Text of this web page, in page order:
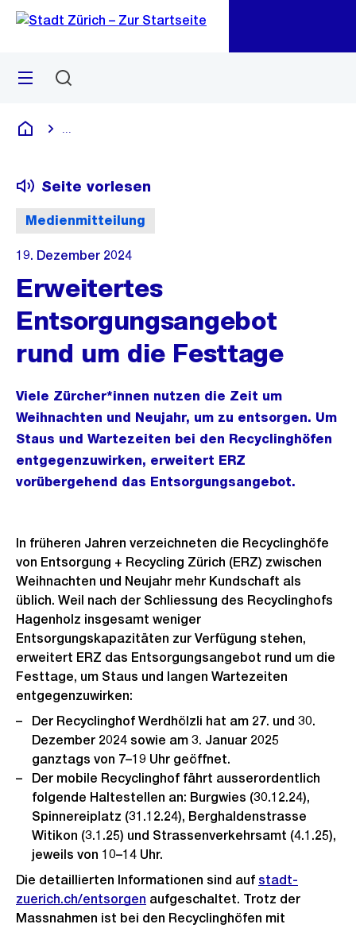
Navigation
Sprunglink
Menü
Deutsch
Medienmitteilung
Seite vorlesen
19. Dezember 2024
Erweitertes
Entsorgungsangebot
rund um die Festtage
Viele Zürcher*innen nutzen die Zeit um
Weihnachten und Neujahr, um zu entsorgen. Um
Staus und Wartezeiten bei den Recyclinghöfen
entgegenzuwirken, erweitert ERZ
vorübergehend das Entsorgungsangebot.
In früheren Jahren verzeichneten die Recyclinghöfe
von Entsorgung + Recycling Zürich (ERZ) zwischen
Weihnachten und Neujahr mehr Kundschaft als
üblich. Weil nach der Schliessung des Recyclinghofs
Hagenholz insgesamt weniger
Entsorgungskapazitäten zur Verfügung stehen,
erweitert ERZ das Entsorgungsangebot rund um die
Festtage, um Staus und langen Wartezeiten
entgegenzuwirken:
Der Recyclinghof Werdhölzli hat am 27. und 30.
Dezember 2024 sowie am 3. Januar 2025
ganztags von 7–19 Uhr geöffnet.
Der mobile Recyclinghof fährt ausserordentlich
folgende Haltestellen an: Burgwies (30.12.24),
Spinnereiplatz (31.12.24), Berghaldenstrasse
Witikon (3.1.25) und Strassenverkehrsamt (4.1.25),
jeweils von 10–14 Uhr.
Die detaillierten Informationen sind auf stadt-
zuerich.ch/entsorgen aufgeschaltet. Trotz der
Massnahmen ist bei den Recyclinghöfen mit